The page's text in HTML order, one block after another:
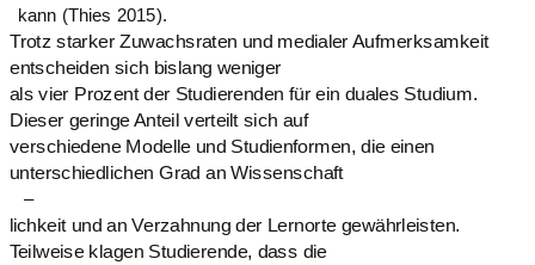
kann (Thies 2015).
Trotz starker Zuwachsraten und medialer Aufmerksamkeit
entscheiden sich bislang weniger
als vier Prozent der Studierenden für ein duales Studium.
Dieser geringe Anteil verteilt sich auf
verschiedene Modelle und Studienformen, die einen
unterschiedlichen Grad an Wissenschaft
–
lichkeit und an Verzahnung der Lernorte gewährleisten.
Teilweise klagen Studierende, dass die